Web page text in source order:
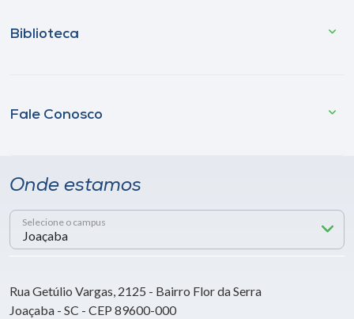
Biblioteca
Fale Conosco
Onde estamos
Selecione o campus
Rua Getúlio Vargas, 2125 - Bairro Flor da Serra
Joaçaba - SC - CEP 89600-000